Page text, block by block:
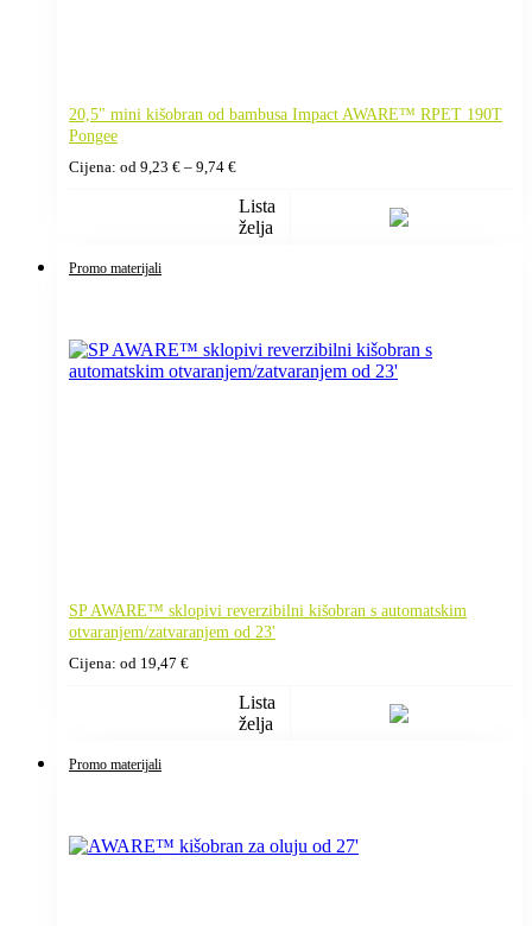
20,5" mini kišobran od bambusa Impact AWARE™ RPET 190T
Pongee
Cijena: od 9,23 € – 9,74 €Raspon
od
9,23 €
do
Lista
želja
Promo materijali
SP AWARE™ sklopivi reverzibilni kišobran s automatskim
otvaranjem/zatvaranjem od 23'
Cijena: od 19,47 €
Lista
želja
Promo materijali